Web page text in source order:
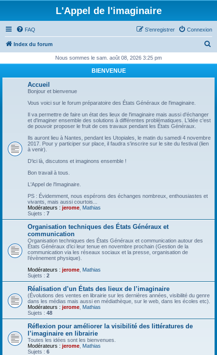
L'Appel de l'imaginaire
FAQ Connexion
S’enregistrer
Index du forum
h
Nous sommes le sam. août 08, 2026 3:25 pm
BIENVENUE
Accueil
Bonjour et bienvenue
Vous voici sur le forum préparatoire des États Généraux de l'imaginaire.
Il va permettre de faire un état des lieux de l'imaginaire mais aussi d'échanger
et d'imaginer ensemble des solutions à différentes problématiques. L'idée c'est
de pouvoir proposer le fruit de ces travaux pendant les États Généraux.
Ils auront lieu à Nantes, pendant les Utopiales, le matin du samedi 4 novembre
2017. Pour y participer sur place, il faudra s'inscrire sur le site du festival (lien
à venir).
D'ici là, discutons et imaginons ensemble !
Bon travail à tous.
L'Appel de l'Imaginaire.
PS : Évidemment, nous espérons des échanges nombreux, enthousiastes et
vivants, mais aussi courtois...
Modérateurs : jerome Mathias
Sujets : 7
Organisation techniques des États Généraux et
communication
Organisation techniques des États Généraux et communication autour des
États Généraux d’ici leur tenue en novembre prochain (Gestion de la
communication via les réseaux sociaux et la presse, organisation de
l’évènement physique).
Modérateurs : jerome Mathias
Sujets : 2
Réalisation d’un États des lieux de l’imaginaire
(Évolutions des ventes en librairie sur les dernières années, visibilité du genre
dans les médias mais aussi en médiathèque, sur le web, dans les écoles etc).
Modérateurs : jerome Mathias
Sujets : 48
Réflexion pour améliorer la visibilité des littératures de
l’imaginaire en librairie
Toutes les idées sont les bienvenues.
Modérateurs : jerome Mathias
Sujets : 6